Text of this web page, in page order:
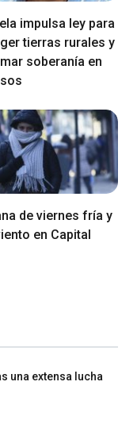
impulsa ley para
tierras rurales y
soberanía en
de viernes fría y
en Capital
una extensa lucha